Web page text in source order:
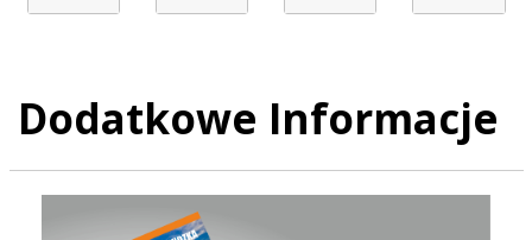
Dodatkowe Informacje